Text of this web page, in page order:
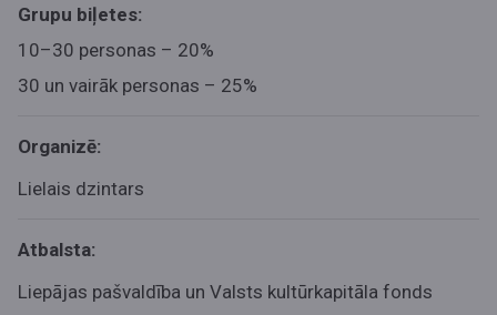
Grupu biļetes:
10–30 personas – 20%
30 un vairāk personas – 25%
Organizē:
Lielais dzintars
Atbalsta:
Liepājas pašvaldība un Valsts kultūrkapitāla fonds